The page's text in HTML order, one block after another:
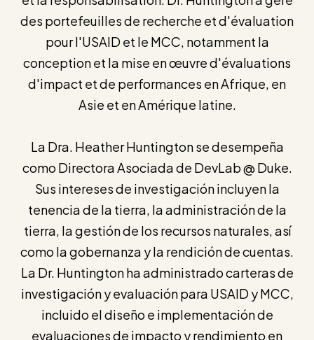
des portefeuilles de recherche et d'évaluation
pour l'USAID et le MCC, notamment la
conception et la mise en œuvre d'évaluations
d'impact et de performances en Afrique, en
Asie et en Amérique latine.
La Dra. Heather Huntington se desempeña
como Directora Asociada de DevLab @ Duke.
Sus intereses de investigación incluyen la
tenencia de la tierra, la administración de la
tierra, la gestión de los recursos naturales, así
como la gobernanza y la rendición de cuentas.
La Dr. Huntington ha administrado carteras de
investigación y evaluación para USAID y MCC,
incluido el diseño e implementación de
evaluaciones de impacto y rendimiento en